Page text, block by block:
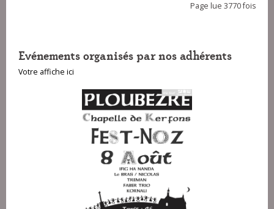
Page lue 3770 fois
Evénements organisés par nos adhérents
Votre affiche ici